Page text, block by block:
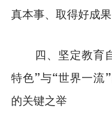
真本事、取得好成果
四、坚定教育
特色”与“世界一流
的关键之举